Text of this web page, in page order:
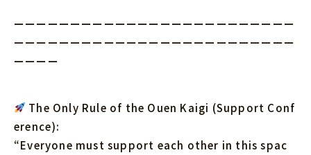
ーーーーーーーーーーーーーーーーーーーーーーーーー
ーーーーーーーーーーーーーーーーーーーーーーーーー
ーーーー
The Only Rule of the Ouen Kaigi (Support Conf
erence):
“Everyone must support each other in this spac